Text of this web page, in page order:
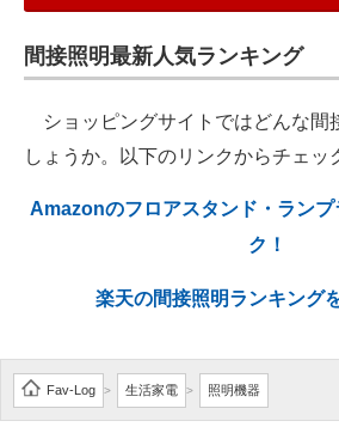
間接照明最新人気ランキング
ショッピングサイトではどんな間
しょうか。以下のリンクからチェッ
Amazonのフロアスタンド・ランプ
ク！
楽天の間接照明ランキング
Fav-Log > 生活家電 > 照明機器